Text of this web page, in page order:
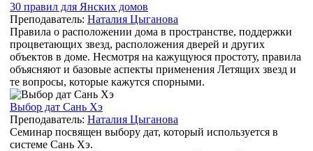
30 правил для Янских домов
Преподаватель: Наталия Цыганова
Правила о расположении дома в пространстве, поддержки
процветающих звезд, расположения дверей и других
объектов в доме. Несмотря на кажущуюся простоту, правила
объясняют и базовые аспекты применения Летящих звезд и
те вопросы, которые кажутся спорными.
Выбор дат Сань Хэ
Преподаватель: Наталия Цыганова
Семинар посвящен выбору дат, который используется в
системе Сань Хэ.